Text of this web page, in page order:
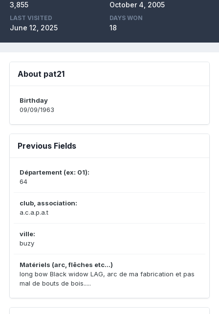
3,855 October 4, 2005
LAST VISITED
June 12, 2025
DAYS WON
18
About pat21
Birthday
09/09/1963
Previous Fields
Département (ex: 01):
64
club, association:
a.c.a.p.a.t
ville:
buzy
Matériels (arc, flêches etc...)
long bow Black widow LAG, arc de ma fabrication et pas
mal de bouts de bois.....